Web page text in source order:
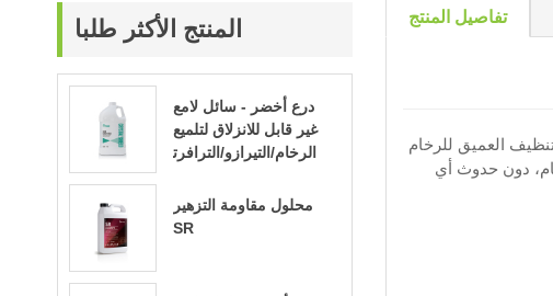
تفاصيل المنتج
العميق للرخام
دون حدوث أي
المنتج الأكثر طلبا
درع أخضر - سائل لامع
غير قابل للانزلاق لتلميع
الرخام/التيرازو/الترافرت
محلول مقاومة التزهير
SR